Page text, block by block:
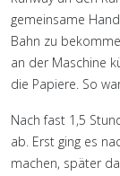
gemeinsame
Bahn zu
an der Maschine
die Papiere. So
Nach fast 1,5
ab. Erst ging es
machen, später